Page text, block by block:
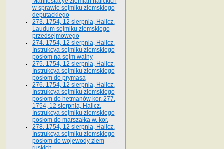
w sprawie sejmiku ziemskiego
deputackiego
273. 1754, 12 sierpnia, Halicz.
Laudum sejmiku ziemskiego
przedsejmowego
274. 1754, 12 sierpnia, Halicz.
Instrukcya sejmiku ziemskiego
posłom na sejm walny
275. 1754, 12 sierpnia, Halicz.
Instrukcya sejmiku ziemskiego
posłom do prymasa
276. 1754, 12 sierpnia, Halicz.
Instrukcya sejmiku ziemskiego
posłom do hetmanów kor. 277.
1754, 12 sierpnia, Halicz.
Instrukcya sejmiku ziemskiego
posłom do marszałka w. kor.
278. 1754, 12 sierpnia, Halicz.
Instrukcya sejmiku ziemskiego
posłom do wojewody ziem